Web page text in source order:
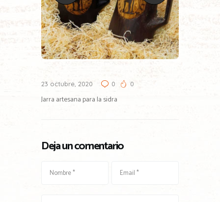
23 octubre, 2020 0 0
Jarra artesana para la sidra
Deja un comentario